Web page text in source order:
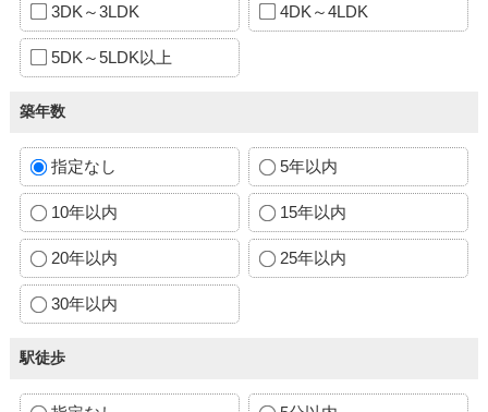
3DK～3LDK 4DK～4LDK
5DK～5LDK以上
築年数
指定なし 5年以内
10年以内 15年以内
20年以内 25年以内
30年以内
駅徒歩